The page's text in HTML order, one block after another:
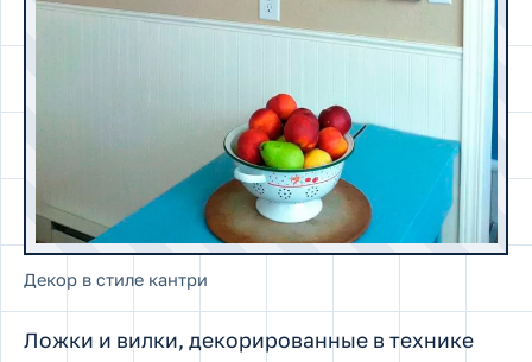
Декор в стиле кантри
Ложки и вилки, декорированные в технике